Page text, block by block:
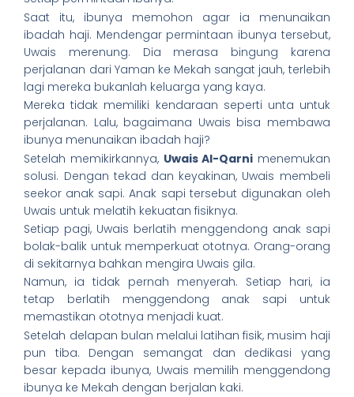
Saat itu, ibunya memohon agar ia menunaikan
ibadah haji. Mendengar permintaan ibunya tersebut,
Uwais merenung. Dia merasa bingung karena
perjalanan dari Yaman ke Mekah sangat jauh, terlebih
lagi mereka bukanlah keluarga yang kaya.
Mereka tidak memiliki kendaraan seperti unta untuk
perjalanan. Lalu, bagaimana Uwais bisa membawa
ibunya menunaikan ibadah haji?
Setelah memikirkannya, Uwais Al-Qarni menemukan
solusi. Dengan tekad dan keyakinan, Uwais membeli
seekor anak sapi. Anak sapi tersebut digunakan oleh
Uwais untuk melatih kekuatan fisiknya.
Setiap pagi, Uwais berlatih menggendong anak sapi
bolak-balik untuk memperkuat ototnya. Orang-orang
di sekitarnya bahkan mengira Uwais gila.
Namun, ia tidak pernah menyerah. Setiap hari, ia
tetap berlatih menggendong anak sapi untuk
memastikan ototnya menjadi kuat.
Setelah delapan bulan melalui latihan fisik, musim haji
pun tiba. Dengan semangat dan dedikasi yang
besar kepada ibunya, Uwais memilih menggendong
ibunya ke Mekah dengan berjalan kaki.